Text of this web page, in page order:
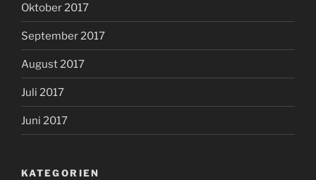
Oktober 2017
September 2017
August 2017
Juli 2017
Juni 2017
KATEGORIEN